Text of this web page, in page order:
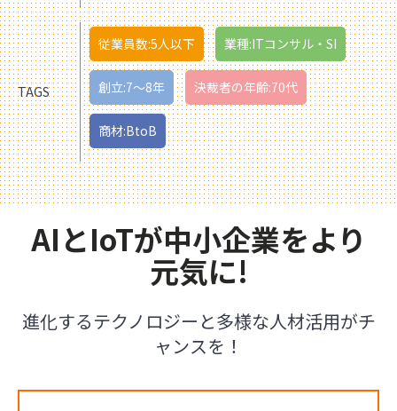
TAGS
従業員数:5人以下 業種:ITコンサル・SI
創立:7〜8年 決裁者の年齢:70代
商材:BtoB
AIとIoTが中小企業をより
元気に!
進化するテクノロジーと多様な人材活用がチ
ャンスを！